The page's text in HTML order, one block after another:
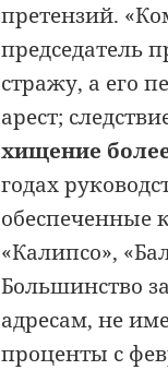
претензий.
председатель
стражу, а его
арест;
хищение
годах
обеспеченные
«Калипсо»,
Большинство
адресам, не
проценты с